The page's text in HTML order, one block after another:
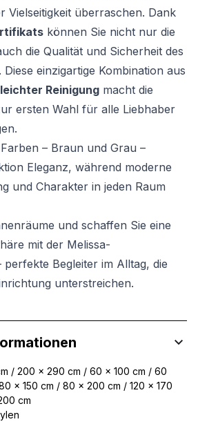
Vielseitigkeit überraschen. Dank
können Sie nicht nur die
die Qualität und Sicherheit des
einzigartige Kombination aus
leichter Reinigung macht die
ersten Wahl für alle Liebhaber
– Braun und Grau –
Eleganz, während moderne
und Charakter in jeden Raum
und schaffen Sie eine
mit der Melissa-
Begleiter im Alltag, die
unterstreichen.
/ 200 x 290 cm / 60 x 100 cm / 60
x 150 cm / 80 x 200 cm / 120 x 170
cm